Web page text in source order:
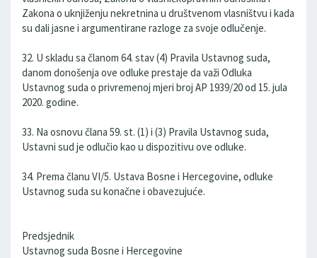
Zakona o uknjiženju nekretnina u društvenom vlasništvu i kada
su dali jasne i argumentirane razloge za svoje odlučenje.
32. U skladu sa članom 64. stav (4) Pravila Ustavnog suda,
danom donošenja ove odluke prestaje da važi Odluka
Ustavnog suda o privremenoj mjeri broj AP 1939/20 od 15. jula
2020. godine.
33. Na osnovu člana 59. st. (1) i (3) Pravila Ustavnog suda,
Ustavni sud je odlučio kao u dispozitivu ove odluke.
34. Prema članu VI/5. Ustava Bosne i Hercegovine, odluke
Ustavnog suda su konačne i obavezujuće.
Predsjednik
Ustavnog suda Bosne i Hercegovine